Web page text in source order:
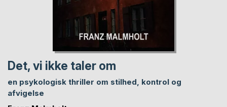
Det, vi ikke taler om
en psykologisk thriller om stilhed, kontrol og
afvigelse